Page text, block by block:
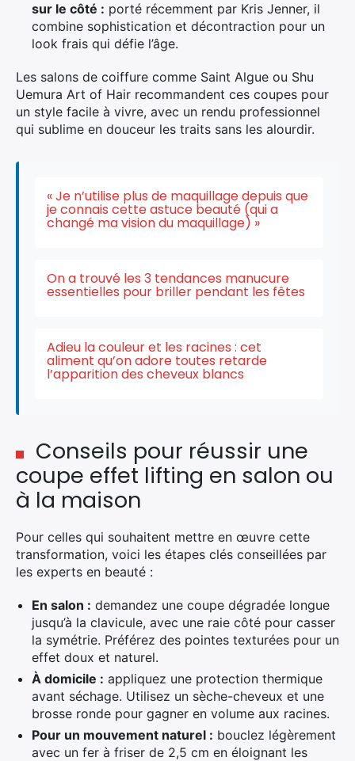
sur le côté : porté récemment par Kris Jenner, il
combine sophistication et décontraction pour un
look frais qui défie l’âge.
Les salons de coiffure comme Saint Algue ou Shu
Uemura Art of Hair recommandent ces coupes pour
un style facile à vivre, avec un rendu professionnel
qui sublime en douceur les traits sans les alourdir.
« Je n’utilise plus de maquillage depuis que
je connais cette astuce beauté (qui a
changé ma vision du maquillage) »
On a trouvé les 3 tendances manucure
essentielles pour briller pendant les fêtes
Adieu la couleur et les racines : cet
aliment qu’on adore toutes retarde
l’apparition des cheveux blancs
Conseils pour réussir une
coupe effet lifting en salon ou
à la maison
Pour celles qui souhaitent mettre en œuvre cette
transformation, voici les étapes clés conseillées par
les experts en beauté :
En salon : demandez une coupe dégradée longue
jusqu’à la clavicule, avec une raie côté pour casser
la symétrie. Préférez des pointes texturées pour un
effet doux et naturel.
À domicile : appliquez une protection thermique
avant séchage. Utilisez un sèche-cheveux et une
brosse ronde pour gagner en volume aux racines.
Pour un mouvement naturel : bouclez légèrement
avec un fer à friser de 2,5 cm en éloignant les